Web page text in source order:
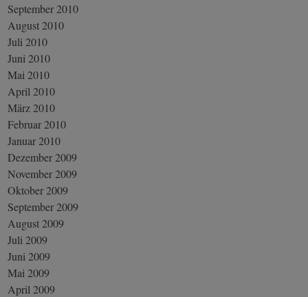
September 2010
August 2010
Juli 2010
Juni 2010
Mai 2010
April 2010
März 2010
Februar 2010
Januar 2010
Dezember 2009
November 2009
Oktober 2009
September 2009
August 2009
Juli 2009
Juni 2009
Mai 2009
April 2009